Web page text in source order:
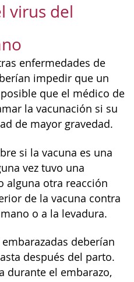
virus del
enfermedades de
impedir que un
que el médico de
la vacunación si su
de mayor gravedad.
si la vacuna es una
vez tuvo una
alguna otra reacción
de la vacuna contra
o a la levadura.
deberían
después del parto.
durante el embarazo,